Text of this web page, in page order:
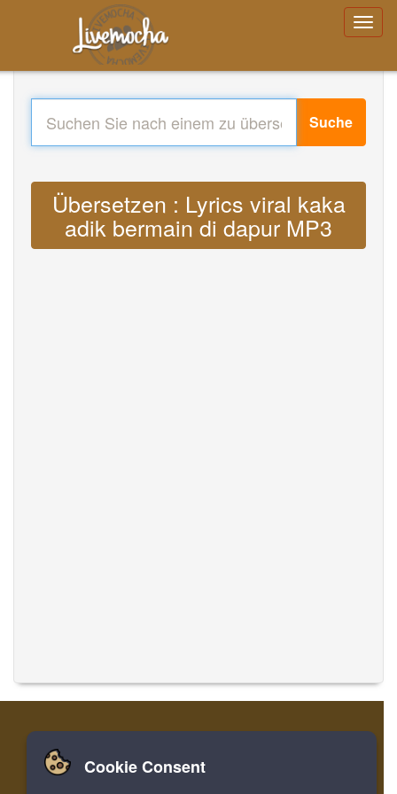
Suche
Übersetzen : Lyrics viral kaka
adik bermain di dapur MP3
Zuhause Einloggen
Cookie Consent